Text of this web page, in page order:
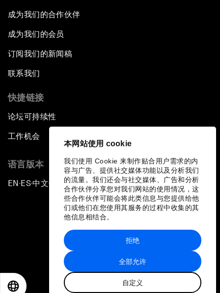
本网站使用 cookie
我们使用 Cookie 来制作贴合用户需求的内
容与广告、提供社交媒体功能以及分析我们
的流量。我们还会与社交媒体、广告和分析
合作伙伴分享您对我们网站的使用情况，这
些合作伙伴可能会将此类信息与您提供给他
们或他们在您使用其服务的过程中收集的其
他信息相结合。
全部允许
自定义
拒绝
成为我们的合作伙伴
成为我们的会员
订阅我们的新闻稿
联系我们
快捷链接
论坛可持续性
工作机会
语言版本
EN ▪ES▪中文▪ 日本語
站点地图
世界经济论坛